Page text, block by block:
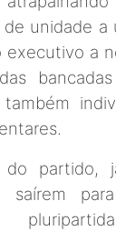
unidade a
executivo a
do partido,
saírem